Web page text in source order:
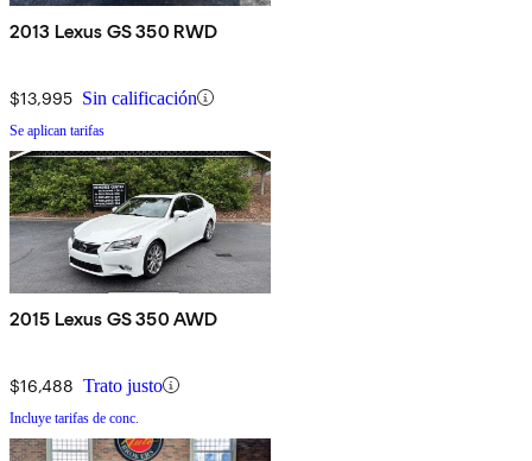
2013 Lexus GS 350 RWD
$13,995 Sin calificación
Se aplican tarifas
2015 Lexus GS 350 AWD
$16,488 Trato justo
Incluye tarifas de conc.